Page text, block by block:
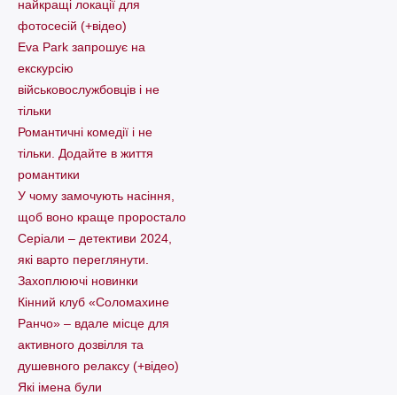
найкращі локації для
фотосесій (+відео)
Eva Park запрошує на
екскурсію
військовослужбовців і не
тільки
Романтичні комедії і не
тільки. Додайте в життя
романтики
У чому замочують насіння,
щоб воно краще проростало
Серіали – детективи 2024,
які варто пеpеглянути.
Захоплюючі новинки
Кінний клуб «Соломахине
Ранчо» – вдале місце для
активного дозвілля та
душевного релаксу (+відео)
Які імена були